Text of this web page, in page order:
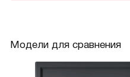
Модели для сравнения